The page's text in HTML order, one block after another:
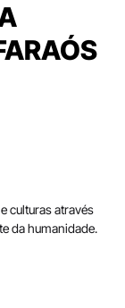
culturas através
da humanidade.